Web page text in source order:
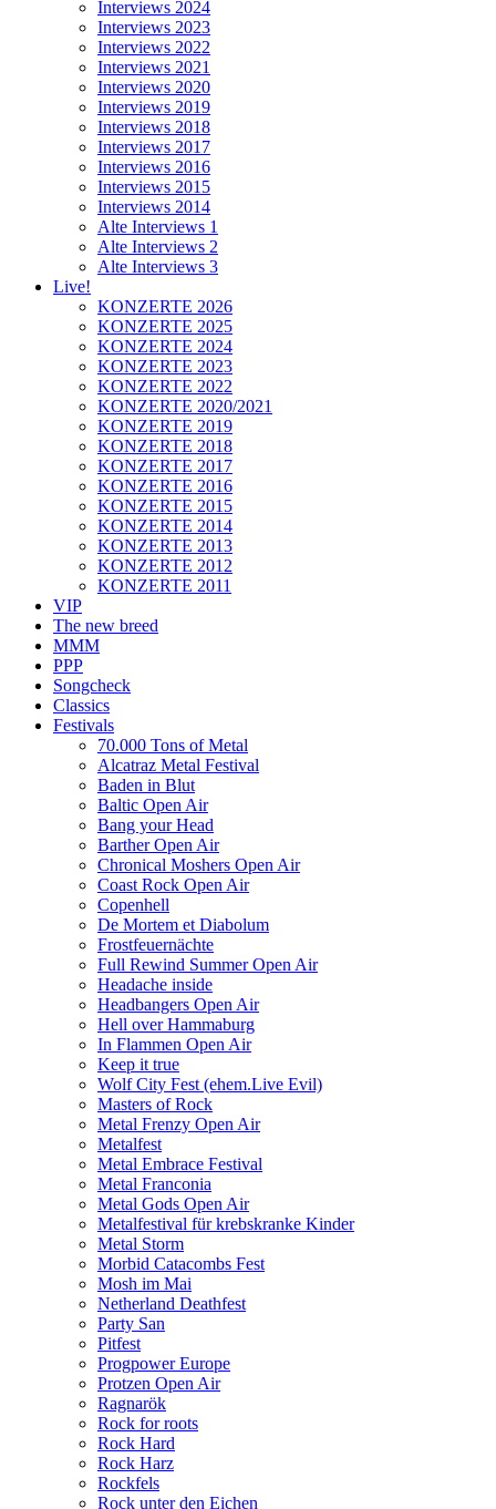
Interviews 2024
Interviews 2023
Interviews 2022
Interviews 2021
Interviews 2020
Interviews 2019
Interviews 2018
Interviews 2017
Interviews 2016
Interviews 2015
Interviews 2014
Alte Interviews 1
Alte Interviews 2
Alte Interviews 3
Live!
KONZERTE 2026
KONZERTE 2025
KONZERTE 2024
KONZERTE 2023
KONZERTE 2022
KONZERTE 2020/2021
KONZERTE 2019
KONZERTE 2018
KONZERTE 2017
KONZERTE 2016
KONZERTE 2015
KONZERTE 2014
KONZERTE 2013
KONZERTE 2012
KONZERTE 2011
VIP
The new breed
MMM
PPP
Songcheck
Classics
Festivals
70.000 Tons of Metal
Alcatraz Metal Festival
Baden in Blut
Baltic Open Air
Bang your Head
Barther Open Air
Chronical Moshers Open Air
Coast Rock Open Air
Copenhell
De Mortem et Diabolum
Frostfeuernächte
Full Rewind Summer Open Air
Headache inside
Headbangers Open Air
Hell over Hammaburg
In Flammen Open Air
Keep it true
Wolf City Fest (ehem.Live Evil)
Masters of Rock
Metal Frenzy Open Air
Metalfest
Metal Embrace Festival
Metal Franconia
Metal Gods Open Air
Metalfestival für krebskranke Kinder
Metal Storm
Morbid Catacombs Fest
Mosh im Mai
Netherland Deathfest
Party San
Pitfest
Progpower Europe
Protzen Open Air
Ragnarök
Rock for roots
Rock Hard
Rock Harz
Rockfels
Rock unter den Eichen